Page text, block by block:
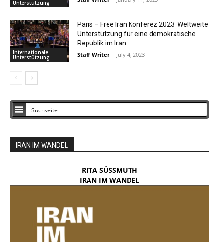
Unterstützung
Internationale
Unterstützung
Paris – Free Iran Konferez 2023: Weltweite
Unterstützung für eine demokratische
Republik im Iran
Staff Writer - July 4, 2023
IRAN IM WANDEL
RITA SÜSSMUTH
IRAN IM WANDEL